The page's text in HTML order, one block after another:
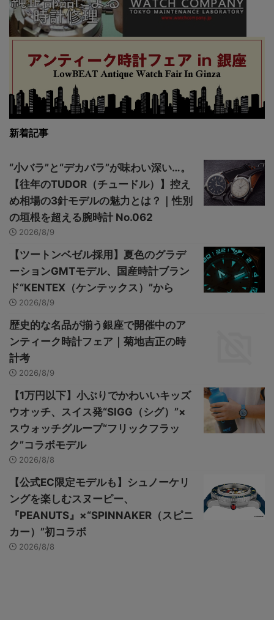
新着記事
“小バラ”と“デカバラ”が味わい深い…。
【往年のTUDOR（チュードル）】控え
め相場の3針モデルの魅力とは？｜性別
の垣根を超える腕時計 No.062
2026/8/9
【ツートンベゼル採用】夏色のグラデ
ーションGMTモデル、国産時計ブラン
ド“KENTEX（ケンテックス）”から
2026/8/9
歴史的な名品が揃う銀座で開催中のア
ンティーク時計フェア｜菊地吉正の時
計考
2026/8/9
【1万円以下】小ぶりでかわいいキッズ
ウオッチ、スイス発“SIGG（シグ）”×
スウォッチグループ“フリックフラッ
ク”コラボモデル
2026/8/8
【公式EC限定モデルも】シュノーケリ
ングを楽しむスヌーピー、
『PEANUTS』×“SPINNAKER（スピニ
カー）”初コラボ
2026/8/8